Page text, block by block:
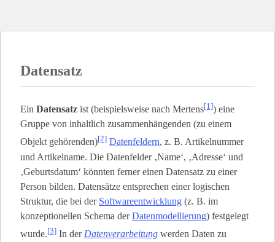
Datensatz
Ein Datensatz ist (beispielsweise nach Mertens[1]) eine
Gruppe von inhaltlich zusammenhängenden (zu einem
Objekt gehörenden)[2] Datenfeldern, z. B. Artikelnummer
und Artikelname. Die Datenfelder ‚Name‘, ‚Adresse‘ und
‚Geburtsdatum‘ könnten ferner einen Datensatz zu einer
Person bilden. Datensätze entsprechen einer logischen
Struktur, die bei der Softwareentwicklung (z. B. im
konzeptionellen Schema derDatenmodellierung) festgelegt
wurde.[3] In der Datenverarbeitung werden Daten zu